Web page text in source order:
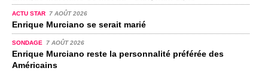
ACTU STAR 7 AOÛT 2026
Enrique Murciano se serait marié
SONDAGE 7 AOÛT 2026
Enrique Murciano reste la personnalité préférée des
Américains